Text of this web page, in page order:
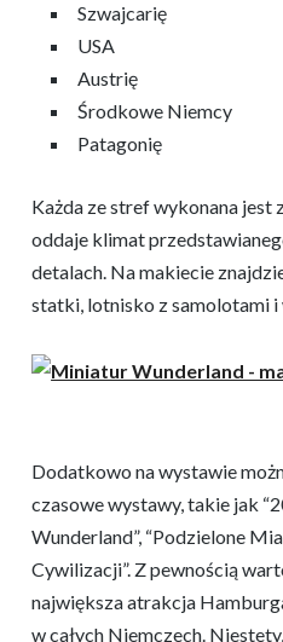
Szwajcarię
USA
Austrię
Środkowe Niemcy
Patagonię
Każda ze stref wykonana jest
oddaje klimat
detalach. Na makiecie
statki, lotnisko z samolotami i
Dodatkowo na wystawie
czasowe wystawy, takie jak
Wunderland”, “Podzielone
Cywilizacji”. Z pewnością
największa atrakcja
w całych Niemczech.